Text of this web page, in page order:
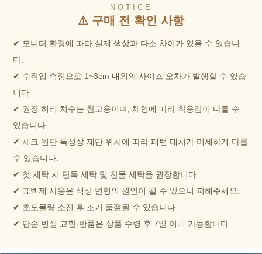
NOTICE
⚠ 구매 전 확인 사항
✔ 모니터 환경에 따라 실제 색상과 다소 차이가 있을 수 있습니
다.
✔ 수작업 측정으로 1~3cm 내외의 사이즈 오차가 발생할 수 있습
니다.
✔ 권장 허리 치수는 참고용이며, 체형에 따라 착용감이 다를 수
있습니다.
✔ 체크 원단 특성상 재단 위치에 따라 패턴 매치가 미세하게 다를
수 있습니다.
✔ 첫 세탁 시 단독 세탁 및 찬물 세탁을 권장합니다.
✔ 표백제 사용은 색상 변형의 원인이 될 수 있으니 피해주세요.
✔ 초도물량 소진 후 조기 품절될 수 있습니다.
✔ 단순 변심 교환·반품은 상품 수령 후 7일 이내 가능합니다.